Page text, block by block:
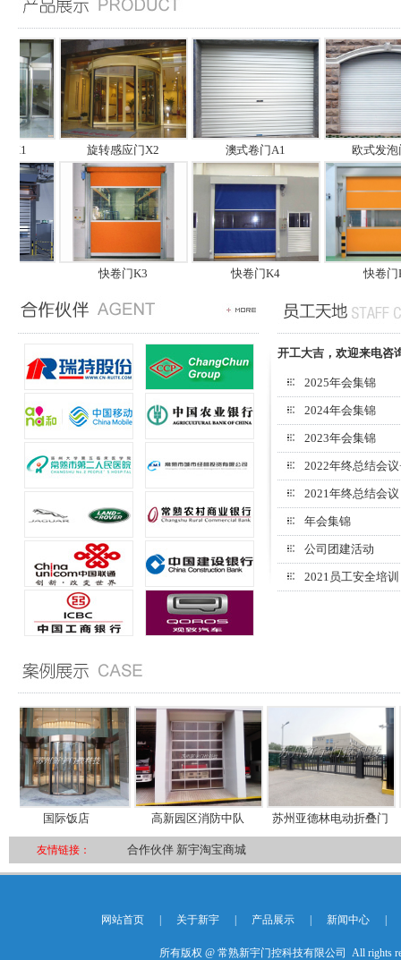
旋转感应门X2 澳式卷门A1 欧式发泡门O1
快卷门K3 快卷门K4 快卷门K5
开工大吉，欢迎来电咨
2025年会集锦
2024年会集锦
2023年会集锦
2022年终总结会议
2021年终总结会议
年会集锦
公司团建活动
2021员工安全培训
国际饭店 高新园区消防中队 苏州亚德林电动折叠门
友情链接： 合作伙伴 新宇淘宝商城
网站首页 关于新宇 产品展示 新闻中心
所有版权 @ 常熟新宇门控科技有限公司 All rights